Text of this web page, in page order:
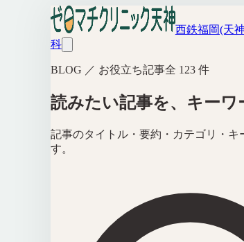
西鉄福岡(天
科
BLOG ／ お役立ち記事全 123件
読みたい記事を、キーワ
記事のタイトル・要約・カテゴリ・キ
す。